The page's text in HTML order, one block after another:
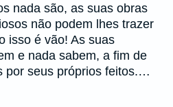
nada são, as suas obras
não podem lhes trazer
isso é vão! As suas
e nada sabem, a fim de
por seus próprios feitos.…